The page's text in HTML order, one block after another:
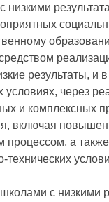
результаты, и
через
и комплексных
включая
процессом, а
с низкими